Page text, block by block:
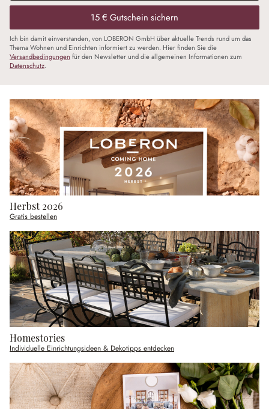
15 € Gutschein sichern
Ich bin damit einverstanden, von LOBERON GmbH über aktuelle Trends rund um das
Thema Wohnen und Einrichten informiert zu werden. Hier finden Sie die
Versandbedingungen für den Newsletter und die allgemeinen Informationen zum
Datenschutz.
Herbst 2026
Gratis bestellen
Homestories
Individuelle Einrichtungsideen & Dekotipps entdecken